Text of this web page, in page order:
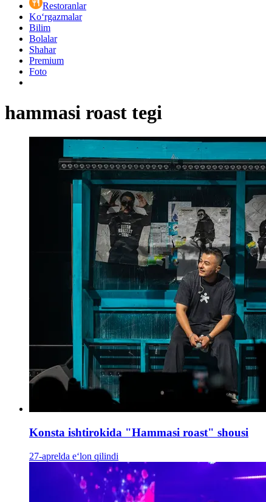
Restoranlar
Ko‘rgazmalar
Bilim
Bolalar
Shahar
Premium
Foto
hammasi roast tegi
Konsta ishtirokida "Hammasi roast" shousi
27-aprelda e‘lon qilindi